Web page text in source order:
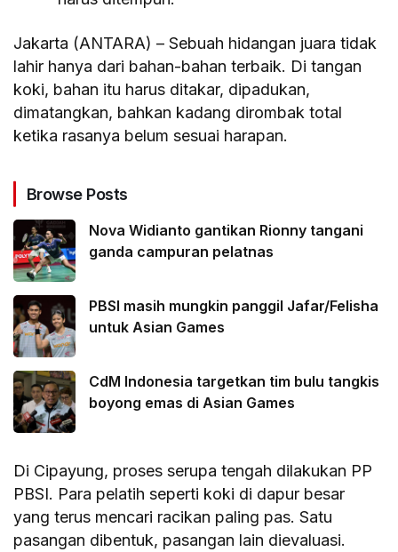
Jakarta (ANTARA) – Sebuah hidangan juara tidak
lahir hanya dari bahan-bahan terbaik. Di tangan
koki, bahan itu harus ditakar, dipadukan,
dimatangkan, bahkan kadang dirombak total
ketika rasanya belum sesuai harapan.
Browse Posts
Nova Widianto gantikan Rionny tangani
ganda campuran pelatnas
PBSI masih mungkin panggil Jafar/Felisha
untuk Asian Games
CdM Indonesia targetkan tim bulu tangkis
boyong emas di Asian Games
Di Cipayung, proses serupa tengah dilakukan PP
PBSI. Para pelatih seperti koki di dapur besar
yang terus mencari racikan paling pas. Satu
pasangan dibentuk, pasangan lain dievaluasi.